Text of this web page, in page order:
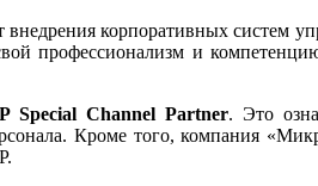
корпоративных систем
профессионализм и
Special Channel Partner. Это
Кроме того, компания